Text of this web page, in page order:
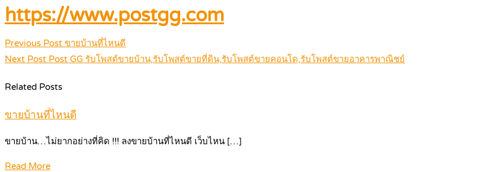
https://www.postgg.com
Post
navigation
Previous Post ขายบ้านที่ไหนดี
Next Post Post GG รับโพสต์ขายบ้าน,รับโพสต์ขายที่ดิน,รับโพสต์ขายคอนโด,รับโพสต์ขายอาคารพาณิชย์
Related Posts
ขายบ้านที่ไหนดี
ขายบ้าน…ไม่ยากอย่างที่คิด !!! ลงขายบ้านที่ไหนดี เว็บไหน […]
Read More